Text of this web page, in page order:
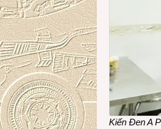
Kiến Đen A